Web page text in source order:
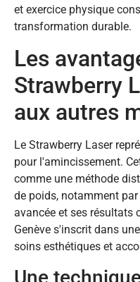
et exercice physique
transformation durable.
Les
Strawberry
aux autres
Le Strawberry Laser
pour l'amincissement.
comme une méthode
de poids, notamment
avancée et ses résultats
Genève s'inscrit dans
soins esthétiques et
Une